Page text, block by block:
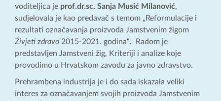
voditeljica je prof.dr.sc. Sanja Musić Milanović,
sudjelovala je kao predavač s temom „Reformulacije i
rezultati označavanja proizvoda Jamstvenim žigom
Živjeti zdravo 2015-2021. godina“. Radom je
predstavljen Jamstveni žig, Kriteriji i analize koje
provodimo u Hrvatskom zavodu za javno zdravstvo.
Prehrambena industrija je i do sada iskazala veliki
interes za označavanjem svojih proizvoda Jamstvenim